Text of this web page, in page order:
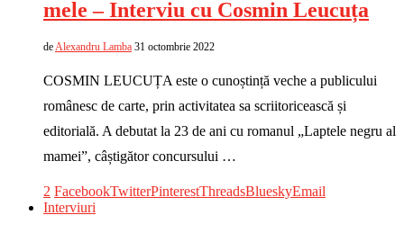
mele – Interviu cu Cosmin Leucuța
deAlexandru Lamba 31 octombrie 2022
COSMIN LEUCUȚA este o cunoștință veche a publicului
românesc de carte, prin activitatea sa scriitoricească și
editorială. A debutat la 23 de ani cu romanul „Laptele negru al
mamei”, câștigător concursului …
2 FacebookTwitterPinterestThreadsBlueskyEmail
Interviuri